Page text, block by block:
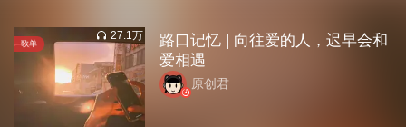
歌单
27.1万
路口记忆 | 向往爱的人，迟早会和
爱相遇
原创君